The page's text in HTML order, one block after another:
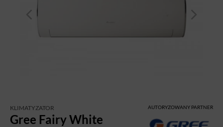
KLIMATYZATOR
Gree Fairy White
AUTORYZOWANY PARTNER